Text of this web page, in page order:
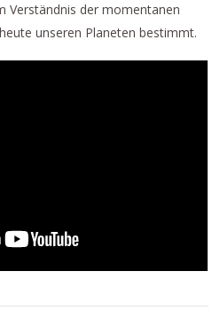
Verständnis der momentanen
unseren Planeten bestimmt.